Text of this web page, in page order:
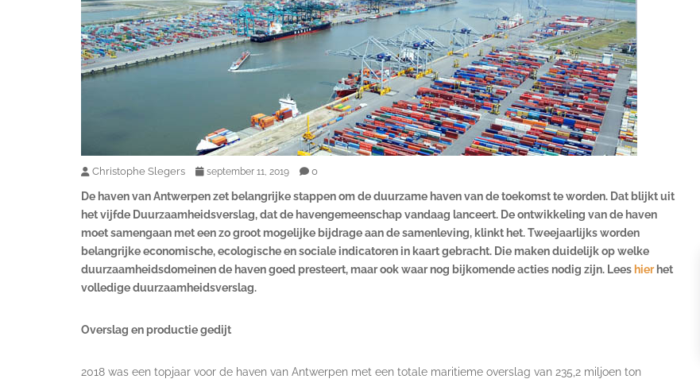
Christophe Slegers september 11, 2019 0
De haven van Antwerpen zet belangrijke stappen om de duurzame haven van de toekomst te worden. Dat blijkt uit
het vijfde Duurzaamheidsverslag, dat de havengemeenschap vandaag lanceert. De ontwikkeling van de haven
moet samengaan met een zo groot mogelijke bijdrage aan de samenleving, klinkt het. Tweejaarlijks worden
belangrijke economische, ecologische en sociale indicatoren in kaart gebracht. Die maken duidelijk op welke
duurzaamheidsdomeinen de haven goed presteert, maar ook waar nog bijkomende acties nodig zijn. Lees hierhet
volledige duurzaamheidsverslag.
Overslag en productie gedijt
2018 was een topjaar voor de haven van Antwerpen met een totale maritieme overslag van 235,2 miljoen ton